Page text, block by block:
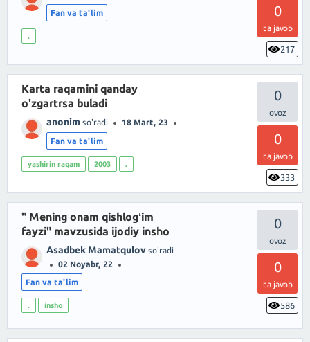
0
ta javob
217
Fan va ta'lim
.
0
0
ta javob
333
Karta raqamini qanday
o'zgartrsa buladi
anonim so'radi 18 Mart, 23
Fan va ta'lim
yashirin raqam 2003 .
0
0
ta javob
586
" Mening onam qishlogʻim
fayzi" mavzusida ijodiy insho
Asadbek Mamatqulov so'radi
02 Noyabr, 22
Fan va ta'lim
. insho